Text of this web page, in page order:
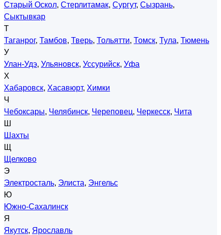
Старый Оскол, Стерлитамак, Сургут, Сызрань,
Сыктывкар
Т
Таганрог, Тамбов, Тверь, Тольятти, Томск, Тула, Тюмень
У
Улан-Удэ, Ульяновск, Уссурийск, Уфа
Х
Хабаровск, Хасавюрт, Химки
Ч
Чебоксары, Челябинск, Череповец, Черкесск, Чита
Ш
Шахты
Щ
Щелково
Э
Электросталь, Элиста, Энгельс
Ю
Южно-Сахалинск
Я
Якутск, Ярославль